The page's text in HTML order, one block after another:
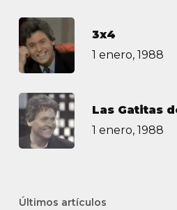
3х4
1 enero, 1988
Las Gatitas
1 enero, 1988
Últimos artículos